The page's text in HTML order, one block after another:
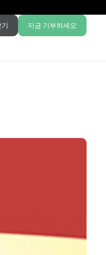
지금 기부하세요